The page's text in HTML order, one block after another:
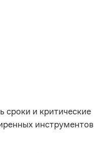
и критические
инструментов